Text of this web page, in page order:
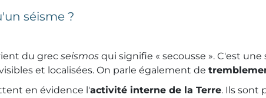
séisme ?
du grec seismos qui signifie « secousse ». C'est une
et localisées. On parle également de
en évidence l'activité interne de la Terre. Ils sont